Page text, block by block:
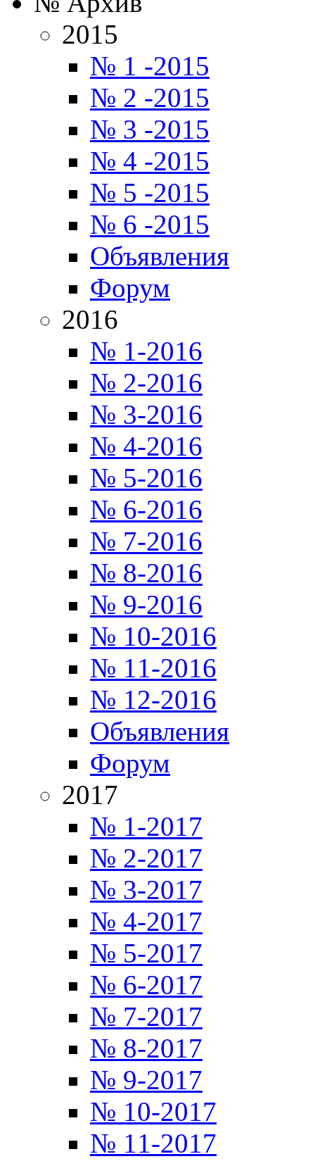
2015
№ 1 -2015
№ 2 -2015
№ 3 -2015
№ 4 -2015
№ 5 -2015
№ 6 -2015
Объявления
Форум
2016
№ 1-2016
№ 2-2016
№ 3-2016
№ 4-2016
№ 5-2016
№ 6-2016
№ 7-2016
№ 8-2016
№ 9-2016
№ 10-2016
№ 11-2016
№ 12-2016
Объявления
Форум
2017
№ 1-2017
№ 2-2017
№ 3-2017
№ 4-2017
№ 5-2017
№ 6-2017
№ 7-2017
№ 8-2017
№ 9-2017
№ 10-2017
№ 11-2017